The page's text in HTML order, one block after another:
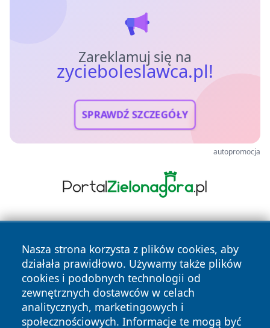
Zareklamuj się na
zycieboleslawca.pl!
SPRAWDŹ SZCZEGÓŁY
autopromocja
Nasza strona korzysta z plików cookies, aby
działała prawidłowo. Używamy także plików
cookies i podobnych technologii od
zewnętrznych dostawców w celach
analitycznych, marketingowych i
społecznościowych. Informacje te mogą być
Copyright © 2026 zycieboleslawca.pl Wszystkie prawa
zastrzeżone.